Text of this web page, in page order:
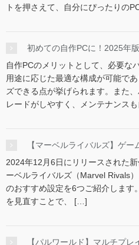
トを押さえて、自分にぴったりの
初めての自作PCに！2025年
自作PCのメリットとして、必要な
用途に応じた最適な構成が可能で
ズできる点が挙げられます。また
レードがしやすく、メンテナンス
【マーベルライバルズ】ゲ
2024年12月6日にリリースされた
ーベルライバルズ（Marvel Rivals
のおすすめ設定を6つご紹介します
を見直すことで、 […]
【パルワールド】マルチプレ